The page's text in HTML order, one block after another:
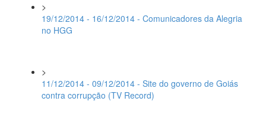
>
19/12/2014 - 16/12/2014 - Comunicadores da Alegria
no HGG
>
11/12/2014 - 09/12/2014 - Site do governo de Goiás
contra corrupção (TV Record)